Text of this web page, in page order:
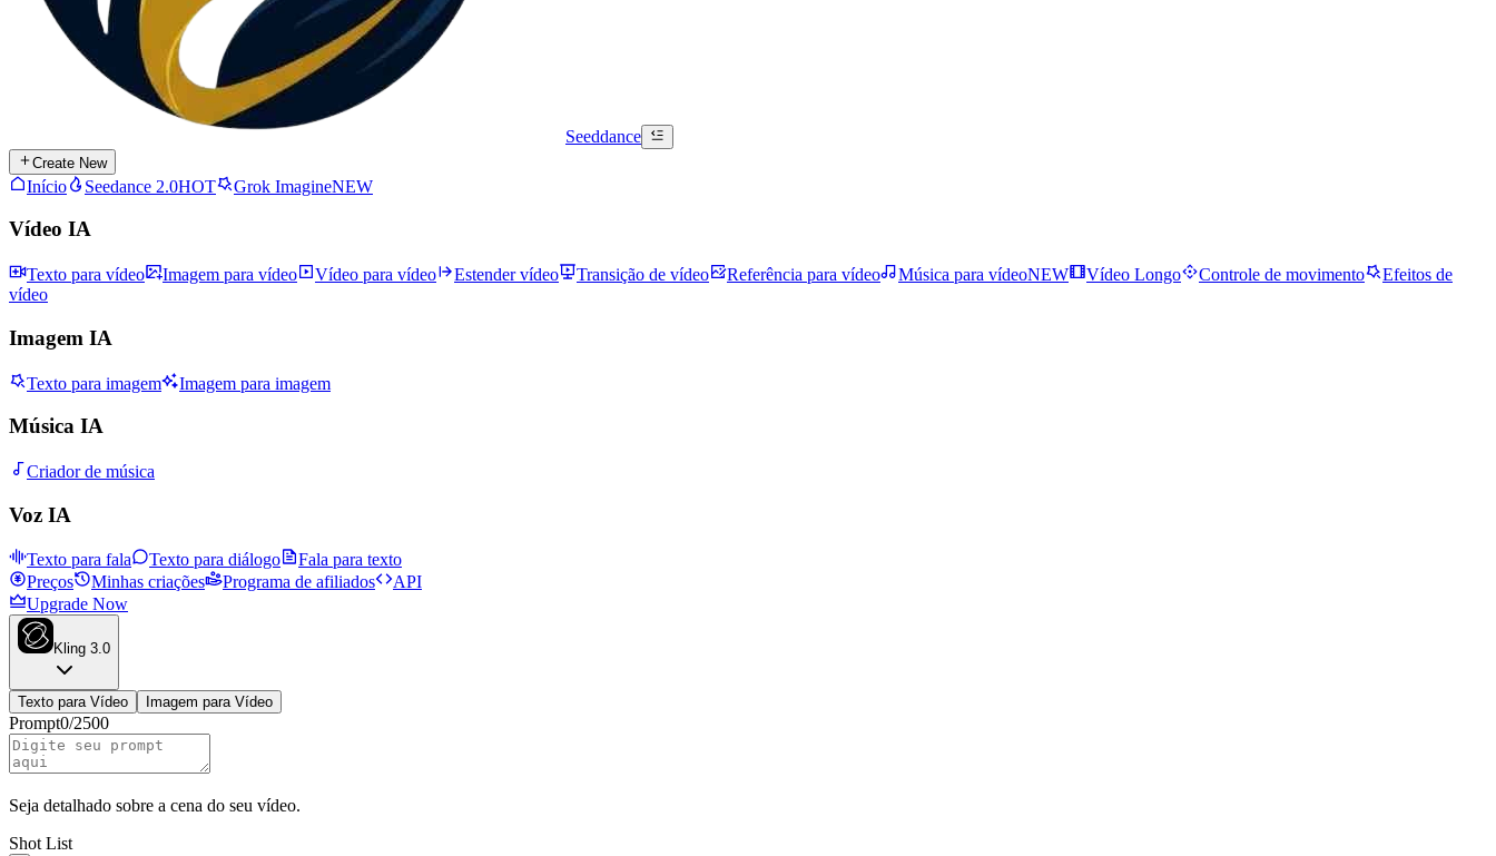
Seeddance
Create New
Início Seedance 2.0HOT Grok ImagineNEW
Vídeo IA
Texto para vídeo Imagem para vídeo Vídeo para vídeo Estender vídeo Transição de vídeo Referência para vídeo Música para vídeoNEW Vídeo Longo Controle de movimento
Efeitos de
vídeo
Imagem IA
Texto para imagem Imagem para imagem
Música IA
Criador de música
Voz IA
Texto para fala Texto para diálogo
Fala para texto
Preços
Minhas criações Programa de afiliados
API
Upgrade Now
Kling 3.0
Texto para Vídeo Imagem para Vídeo
Prompt0/2500
Seja detalhado sobre a cena do seu vídeo.
Shot List